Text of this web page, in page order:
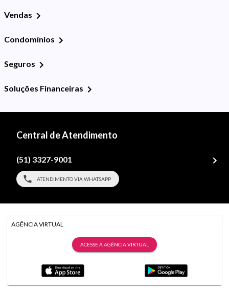
Vendas
Condomínios
Seguros
Soluções Financeiras
Central de Atendimento
(51) 3327-9001
ATENDIMENTO VIA WHATSAPP
AGÊNCIA VIRTUAL
ACESSE A AGÊNCIA VIRTUAL